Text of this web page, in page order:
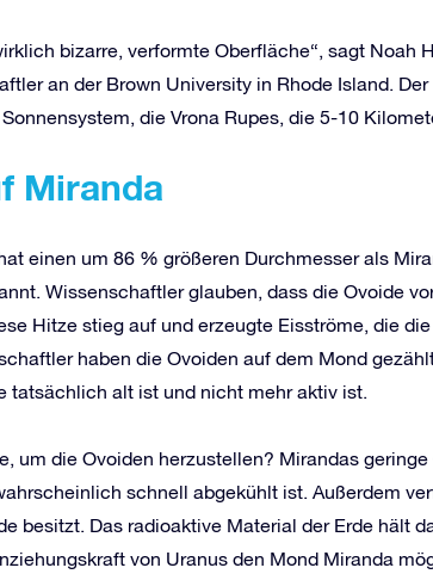
bizarre, verformte Oberfläche“, sagt Noah
an der Brown University in Rhode Island.
die Vrona Rupes, die 5-10
Miranda
einen um 86 % größeren Durchmesser als
Wissenschaftler glauben, dass die Ovoide
Hitze stieg auf und erzeugte Eisströme, die
haben die Ovoiden auf dem Mond
tatsächlich alt ist und nicht mehr aktiv ist.
um die Ovoiden herzustellen? Mirandas
schnell abgekühlt ist. Außerdem
besitzt. Das radioaktive Material der Erde hält
von Uranus den Mond Miranda